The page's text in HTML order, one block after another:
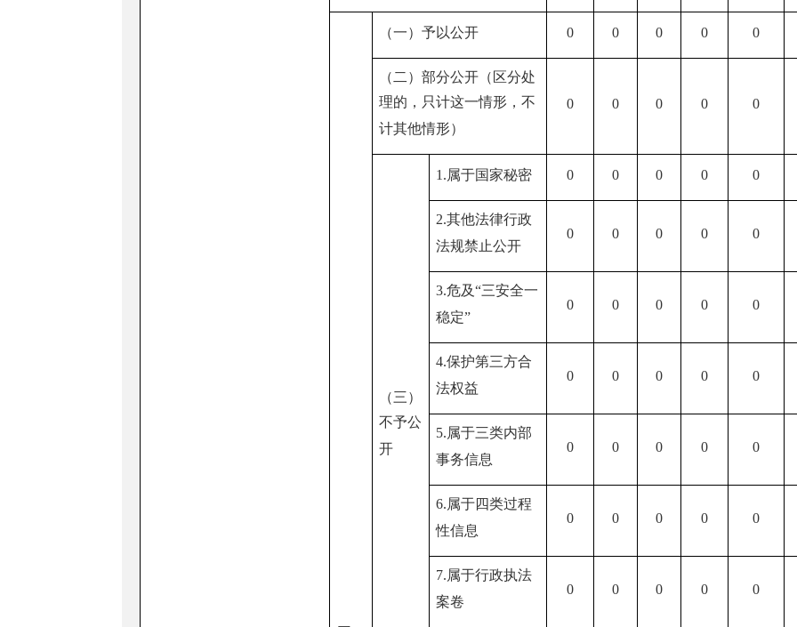
（一）予以公开 0 0 0 0 0
（二）部分公开（区分处
理的，只计这一情形，不
计其他情形）
0 0 0 0 0
（三）
不予公
开
1.属于国家秘密 0 0 0 0 0
2.其他法律行政
法规禁止公开
0 0 0 0 0
3.危及“三安全一
稳定”
0 0 0 0 0
4.保护第三方合
法权益
0 0 0 0 0
5.属于三类内部
事务信息
0 0 0 0 0
6.属于四类过程
性信息
0 0 0 0 0
7.属于行政执法
案卷
0 0 0 0 0